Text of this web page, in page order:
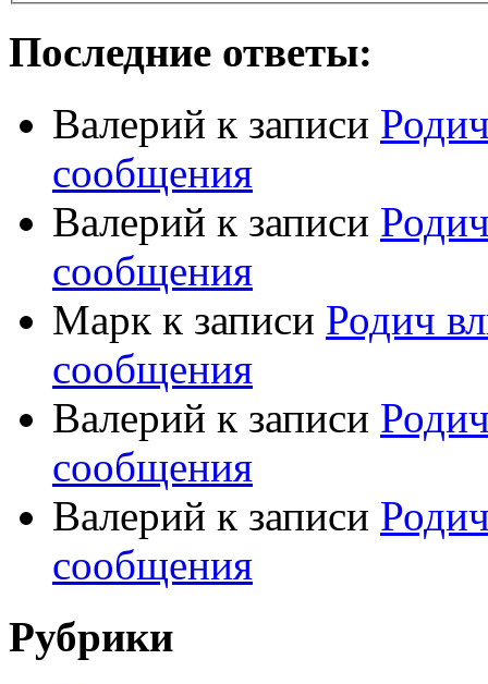
Последние ответы:
Валерий к записи
сообщения
Валерий к записи
сообщения
Марк к записи Родич
сообщения
Валерий к записи
сообщения
Валерий к записи
сообщения
Рубрики